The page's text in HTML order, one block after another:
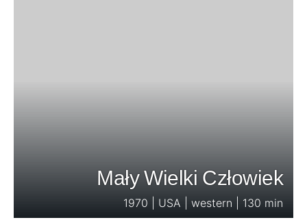
Mały Wielki Człowiek
1970 | USA | western | 130 min